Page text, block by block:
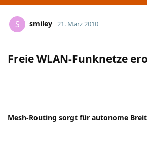
S smiley 21. März 2010
Freie WLAN-Funknetze
Mesh-Routing sorgt für autonome